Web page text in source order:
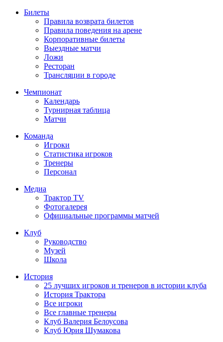
Билеты
Правила возврата билетов
Правила поведения на арене
Корпоративные билеты
Выездные матчи
Ложи
Ресторан
Трансляции в городе
Чемпионат
Календарь
Турнирная таблица
Матчи
Команда
Игроки
Статистика игроков
Тренеры
Персонал
Медиа
Трактор TV
Фотогалерея
Официальные программы матчей
Клуб
Руководство
Музей
Школа
История
25 лучших игроков и тренеров в истории клуба
История Трактора
Все игроки
Все главные тренеры
Клуб Валерия Белоусова
Клуб Юрия Шумакова